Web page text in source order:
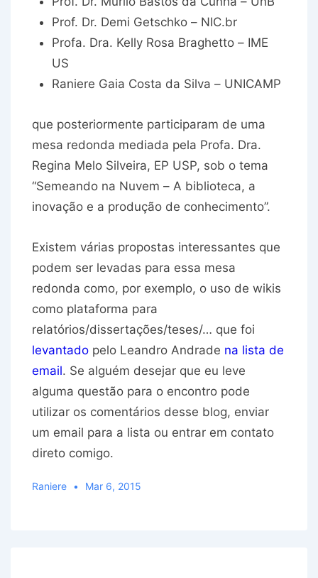
Prof. Dr. Demi Getschko – NIC.br
Profa. Dra. Kelly Rosa Braghetto – IME
US
Raniere Gaia Costa da Silva – UNICAMP
que posteriormente participaram de uma
mesa redonda mediada pela Profa. Dra.
Regina Melo Silveira, EP USP, sob o tema
“Semeando na Nuvem – A biblioteca, a
inovação e a produção de conhecimento”.
Existem várias propostas interessantes que
podem ser levadas para essa mesa
redonda como, por exemplo, o uso de wikis
como plataforma para
relatórios/dissertações/teses/… que foi
levantado pelo Leandro Andrade na lista de
email. Se alguém desejar que eu leve
alguma questão para o encontro pode
utilizar os comentários desse blog, enviar
um email para a lista ou entrar em contato
direto comigo.
Raniere Mar 6, 2015